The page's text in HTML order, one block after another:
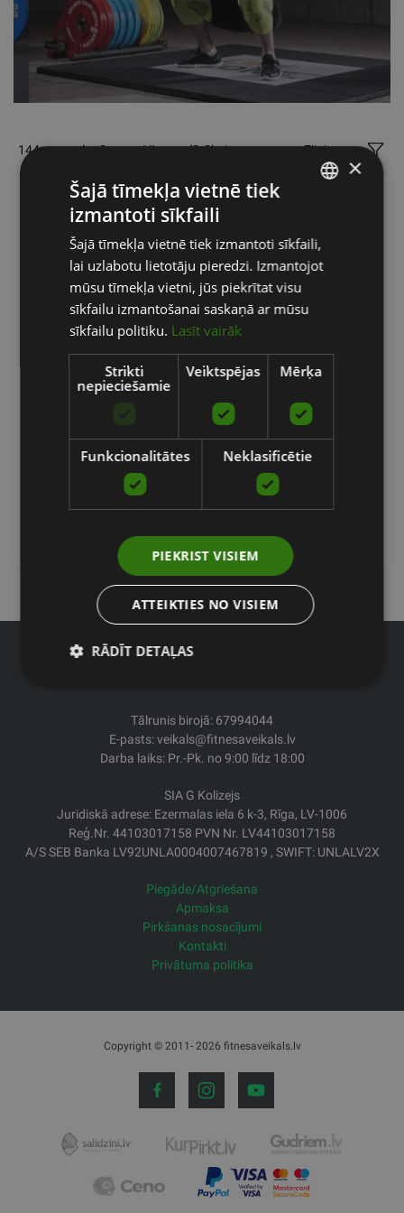
144 preces lapā Vispopulārākais Filtri
BARBELL BAR 180 CM INCL. SPRING LOCK
69.69€
Tālrunis birojā: 67994044
E-pasts: veikals@fitnesaveikals.lv
Darba laiks: Pr.-Pk. no 9:00 līdz 18:00
SIA G Kolizejs
Juridiskā adrese: Ezermalas iela 6 k-3, Rīga, LV-1006
Reģ.Nr. 44103017158 PVN Nr. LV44103017158
A/S SEB Banka LV92UNLA0004007467819 , SWIFT: UNLALV2X
Piegāde/Atgriešana
Apmaksa
Pirkšanas nosacījumi
Kontakti
Privātuma politika
Copyright © 2011- 2026 fitnesaveikals.lv
ENGLISH
RUSSIAN
×
Šajā tīmekļa vietnē tiek
izmantoti sīkfaili
Šajā tīmekļa vietnē tiek izmantoti sīkfaili,
lai uzlabotu lietotāju pieredzi. Izmantojot
mūsu tīmekļa vietni, jūs piekrītat visu
sīkfailu izmantošanai saskaņā ar mūsu
sīkfailu politiku. Lasīt vairāk
Strikti
nepieciešamie
Veiktspējas Mērķa
Funkcionalitātes Neklasificētie
PIEKRIST VISIEM
ATTEIKTIES NO VISIEM
RĀDĪT DETAĻAS